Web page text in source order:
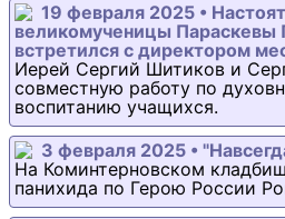
19 февраля 2025 •
великомученицы Параскевы
встретился с директором
Иерей Сергий Шитиков и
совместную работу по
воспитанию учащихся.
3 февраля 2025 •
На Коминтерновском
панихида по Герою России